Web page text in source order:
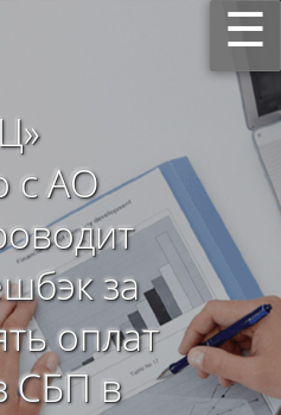
☰
с АО
за
оплат
СБП в